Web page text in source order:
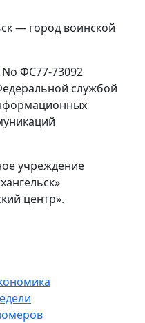
— город воинской
ФС77-73092
службой
учреждение
центр».